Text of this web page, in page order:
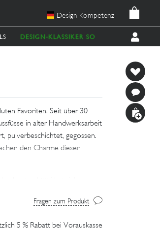
Design-Kompetenz
DESIGN-KLASSIKER SOFORT LIEFERBAR
Favoriten. Seit über 30
in alter Handwerksarbeit
pulverbeschichtet, gegossen.
den Charme dieser
die mit ganz viel Retro-
Fragen zum Produkt
5 % Rabatt bei Vorauskasse